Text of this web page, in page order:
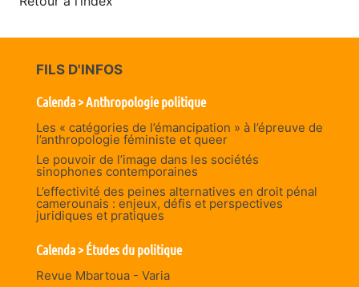
FILS D'INFOS
Calenda > Anthropologie politique
Les « catégories de l’émancipation » à l’épreuve de
l’anthropologie féministe et queer
Le pouvoir de l’image dans les sociétés
sinophones contemporaines
L’effectivité des peines alternatives en droit pénal
camerounais : enjeux, défis et perspectives
juridiques et pratiques
Calenda > Études du politique
Revue Mbartoua - Varia